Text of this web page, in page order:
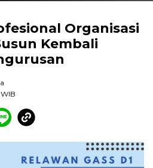
Organisasi
Kembali